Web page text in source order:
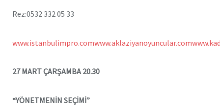
Rez:0532 332 05 33
www.istanbulimpro.comwww.aklaziyanoyuncular.com
27 MART ÇARŞAMBA 20.30
“YÖNETMENİN SEÇİMİ”